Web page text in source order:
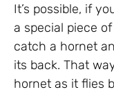
It’s possible, if
a special piece
catch a hornet
its back. That
hornet as it flies